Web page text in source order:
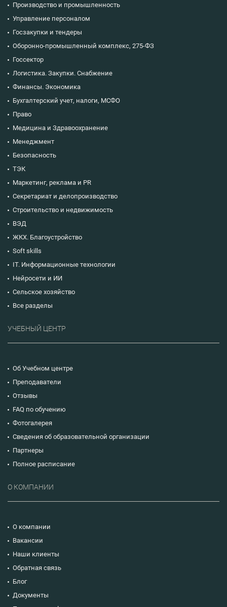
Производство и промышленность
Управление персоналом
Госзакупки и тендеры
Оборонно-промышленный комплекс, 275-ФЗ
Госсектор
Логистика. Закупки. Снабжение
Финансы. Экономика
Бухгалтерский учет, налоги, МСФО
Право
Медицина и Здравоохранение
Менеджмент
Безопасность
ТЭК
Маркетинг, реклама и PR
Секретариат и делопроизводство
Строительство и недвижимость
ВЭД
ЖКХ. Благоустройство
Soft skills
IT. Информационные технологии
Нейросети и ИИ
Сельское хозяйство
Все разделы
УЧЕБНЫЙ ЦЕНТР
Об Учебном центре
Преподаватели
Отзывы
FAQ по обучению
Фотогалерея
Сведения об образовательной организации
Партнеры
Полное расписание
О КОМПАНИИ
О компании
Вакансии
Наши клиенты
Обратная связь
Блог
Документы